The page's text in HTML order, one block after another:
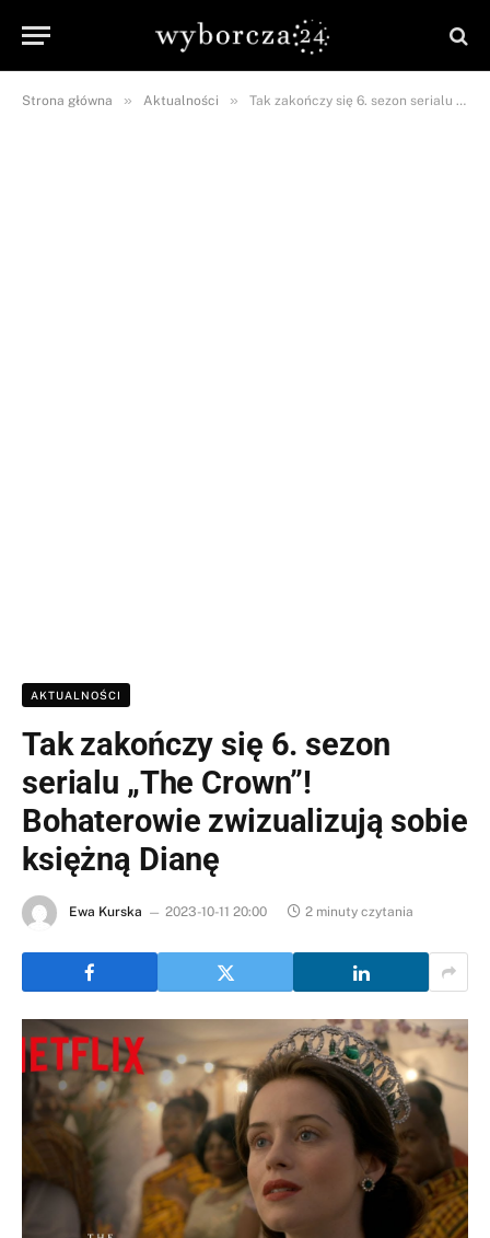
Strona główna » Aktualności » Tak zakończy się 6. sezon serialu „The Crown”! Bohaterowie zwizualizują sobie księżną Dianę
AKTUALNOŚCI
Tak zakończy się 6. sezon
serialu „The Crown”!
Bohaterowie zwizualizują sobie
księżną Dianę
Ewa Kurska 2023-10-11 20:00 2 minuty czytania